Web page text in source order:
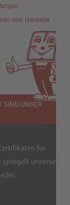
vom Hersteller
SIND UNSER
für
spiegelt unseren